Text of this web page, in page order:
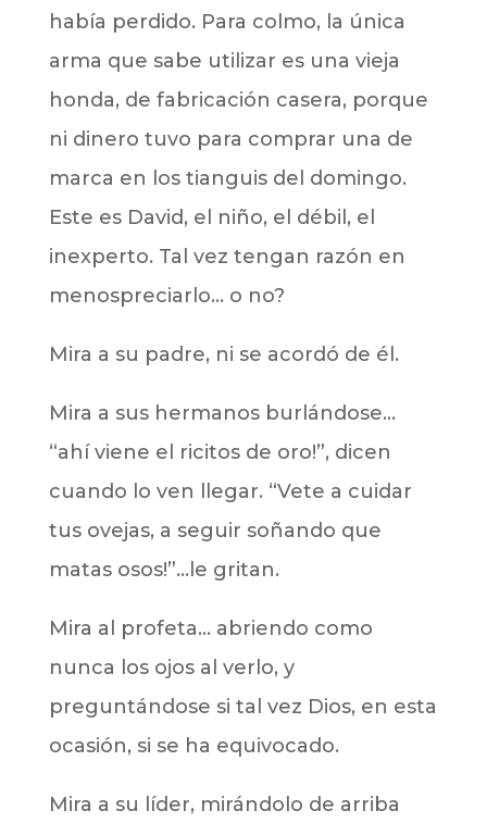
había perdido. Para colmo, la única
arma que sabe utilizar es una vieja
honda, de fabricación casera, porque
ni dinero tuvo para comprar una de
marca en los tianguis del domingo.
Este es David, el niño, el débil, el
inexperto. Tal vez tengan razón en
menospreciarlo… o no?
Mira a su padre, ni se acordó de él.
Mira a sus hermanos burlándose…
“ahí viene el ricitos de oro!”, dicen
cuando lo ven llegar. “Vete a cuidar
tus ovejas, a seguir soñando que
matas osos!”…le gritan.
Mira al profeta… abriendo como
nunca los ojos al verlo, y
preguntándose si tal vez Dios, en esta
ocasión, si se ha equivocado.
Mira a su líder, mirándolo de arriba